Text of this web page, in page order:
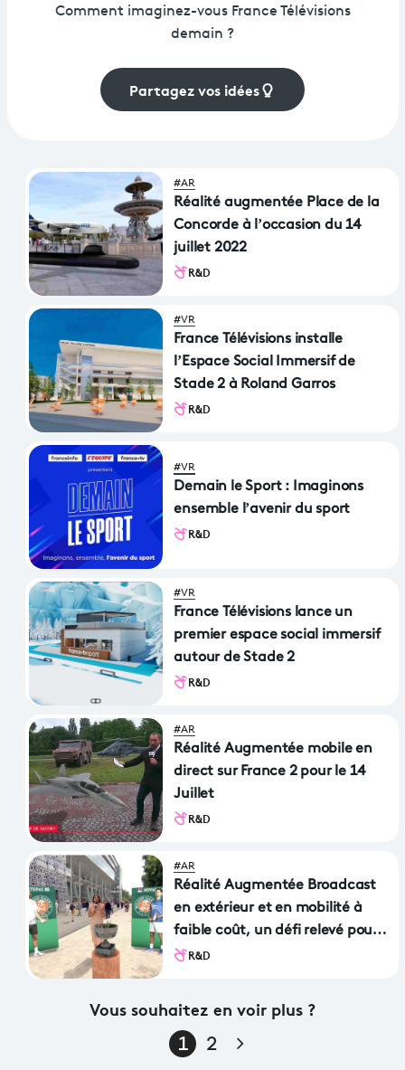
Comment imaginez-vous France Télévisions
demain ?
Partagez vos idées
#AR
Réalité augmentée Place de la
Concorde à l’occasion du 14
juillet 2022
R&D
#VR
France Télévisions installe
l’Espace Social Immersif de
Stade 2 à Roland Garros
R&D
#VR
Demain le Sport : Imaginons
ensemble l’avenir du sport
R&D
#VR
France Télévisions lance un
premier espace social immersif
autour de Stade 2
R&D
#AR
Réalité Augmentée mobile en
direct sur France 2 pour le 14
Juillet
R&D
#AR
Réalité Augmentée Broadcast
en extérieur et en mobilité à
faible coût, un défi relevé pour
nos ingénieurs !
R&D
Vous souhaitez en voir plus ?
1 2 Page suivante